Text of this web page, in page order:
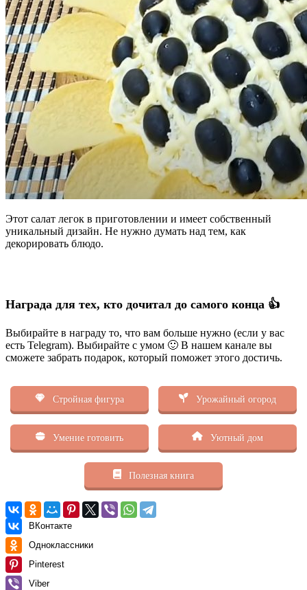
Этот салат легок в приготовлении и имеет собственный
уникальный дизайн. Не нужно думать над тем, как
декорировать блюдо.
Награда для тех, кто дочитал до самого конца 👍
Выбирайте в награду то, что вам больше нужно (если у вас
есть Telegram). Выбирайте с умом 🙂 В нашем канале вы
сможете забрать подарок, который поможет этого достичь.
Стройная фигура Урожайный огород
Умение готовить Уютный дом
Полезная книга
ВКонтакте
Одноклассники
Pinterest
Viber